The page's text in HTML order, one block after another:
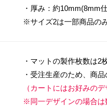
・厚み：約10mm(8mm
※サイズ2は一部商品の
・マットの製作枚数は2
・受注生産のため、商
（カートにはお好みの
※同一デザインの場合は